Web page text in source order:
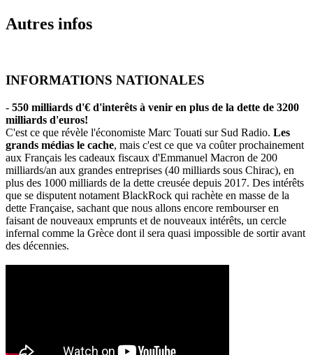
Autres infos
INFORMATIONS NATIONALES
- 550 milliards d'€ d'interêts à venir en plus de la dette de 3200
milliards d'euros!
C'est ce que révèle l'économiste Marc Touati sur Sud Radio. Les
grands médias le cache, mais c'est ce que va coûter prochainement
aux Français les cadeaux fiscaux d'Emmanuel Macron de 200
milliards/an aux grandes entreprises (40 milliards sous Chirac), en
plus des 1000 milliards de la dette creusée depuis 2017. Des intérêts
que se disputent notament BlackRock qui rachète en masse de la
dette Française, sachant que nous allons encore rembourser en
faisant de nouveaux emprunts et de nouveaux intérêts, un cercle
infernal comme la Grèce dont il sera quasi impossible de sortir avant
des décennies.